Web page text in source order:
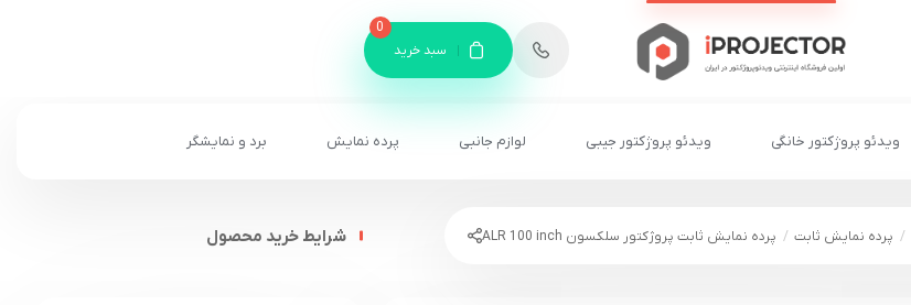
8
سبد خرید
0
ویدئو پروژکتور خانگی ویدئو پروژکتور جیبی لوازم جانبی پرده نمایش برد و نمایشگر
پرده نمایش ثابت پرده نمایش ثابت پروژکتور سلکسون ALR 100 inch شرایط خرید محصول